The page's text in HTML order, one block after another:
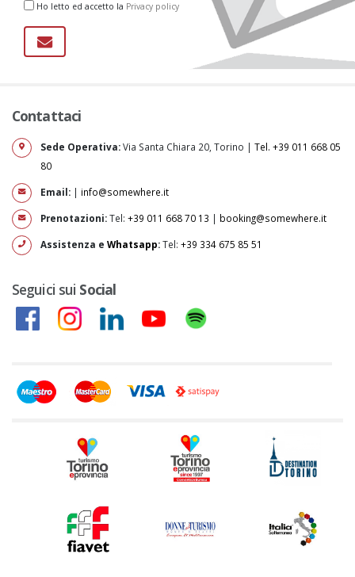
Ho letto ed accetto la Privacy policy
Contattaci
Sede Operativa:Via Santa Chiara 20, Torino | Tel. +39 011 668 05
80
Email: | info@somewhere.it
Prenotazioni:Tel: +39 011 668 70 13 | booking@somewhere.it
Assistenza e Whatsapp:Tel: +39 334 675 85 51
Seguici sui Social